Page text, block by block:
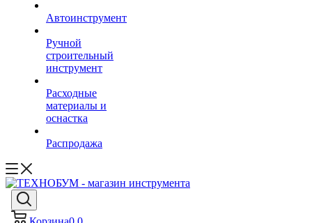
Автоинструмент
Ручной
строительный
инструмент
Расходные
материалы и
оснастка
Распродажа